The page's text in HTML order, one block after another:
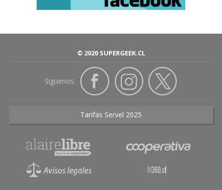
© 2020 SUPERGEEK.CL
Siguenos:
Tarifas Servel 2025